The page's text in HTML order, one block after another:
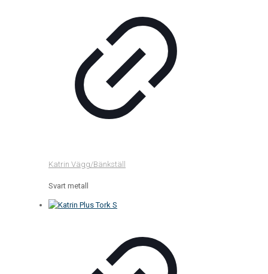
Katrin Vägg/Bänkställ
Svart metall